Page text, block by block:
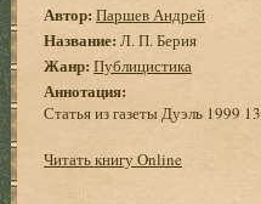
Автор: Паршев Андрей
Название: Л. П. Берия
Жанр: Публицистика
Аннотация:
Статья из газеты Дуэль 1999 13
Читать книгу Online